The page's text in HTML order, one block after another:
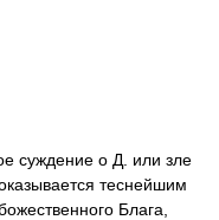
суждение о Д. или зле
теснейшим
Блага,